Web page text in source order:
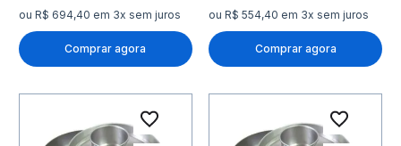
ou R$ 694,40 em 3x sem juros
Comprar agora
ou R$ 554,40 em 3x sem juros
Comprar agora
Adicionar à lista de